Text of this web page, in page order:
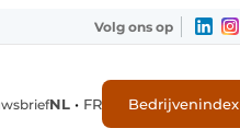
Volg ons op
NL • FR Bedrijvenindex